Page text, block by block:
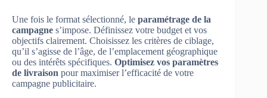
Une fois le format sélectionné, le paramétrage de la
campagne s’impose. Définissez votre budget et vos
objectifs clairement. Choisissez les critères de ciblage,
qu’il s’agisse de l’âge, de l’emplacement géographique
ou des intérêts spécifiques. Optimisez vos paramètres
de livraison pour maximiser l’efficacité de votre
campagne publicitaire.